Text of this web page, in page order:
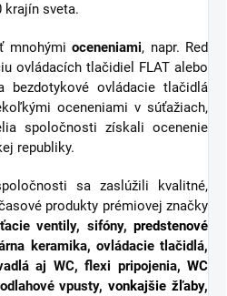
krajín sveta.
mnohýmioceneniami, napr. Red
ovládacích tlačidiel FLAT alebo
bezdotykové ovládacie tlačidlá
oceneniami v súťažiach,
spoločnosti získali ocenenie
republiky.
sa zaslúžili kvalitné,
produkty prémiovej značky
ventily, sifóny,predstenové
keramika, ovládacie tlačidlá,
aj WC, flexi pripojenia, WC
vpusty,vonkajšie žľaby,